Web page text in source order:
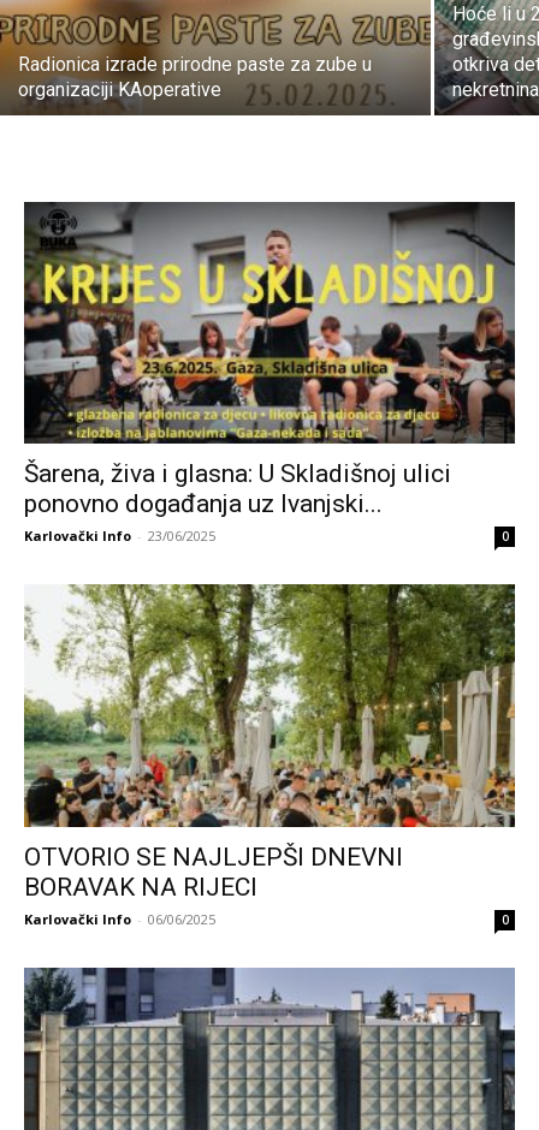
Radionica izrade prirodne paste za zube u
organizaciji KAoperative
Hoće li u
otkriva
Šarena, živa i glasna: U Skladišnoj ulici
ponovno događanja uz Ivanjski...
Karlovački Info - 23/06/2025 0
OTVORIO SE NAJLJEPŠI DNEVNI
BORAVAK NA RIJECI
Karlovački Info - 06/06/2025 0